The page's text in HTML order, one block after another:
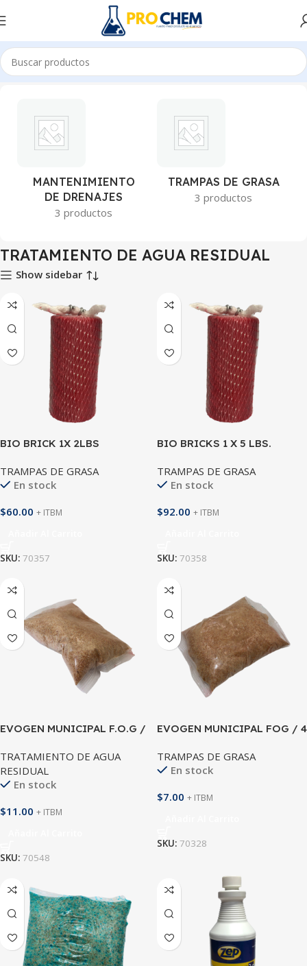
TRATAMIENTO DE AGUA TRATAMIENTO DE AGUA RESIDUAL
MANTENIMIENTO
DE DRENAJES
3 productos
TRAMPAS DE GRASA
3 productos
TRATAMIENTO DE AGUA RESIDUAL
Show sidebar
BIO BRICK 1X 2LBS
TRAMPAS DE GRASA
En stock
$60.00 + ITBM
SKU: 70357
BIO BRICKS 1 X 5 LBS.
TRAMPAS DE GRASA
En stock
$92.00 + ITBM
SKU: 70358
EVOGEN MUNICIPAL F.O.G /
TRATAMIENTO DE AGUA
RESIDUAL
En stock
$11.00 + ITBM
SKU: 70548
EVOGEN MUNICIPAL FOG / 4
TRAMPAS DE GRASA
En stock
$7.00 + ITBM
SKU: 70328